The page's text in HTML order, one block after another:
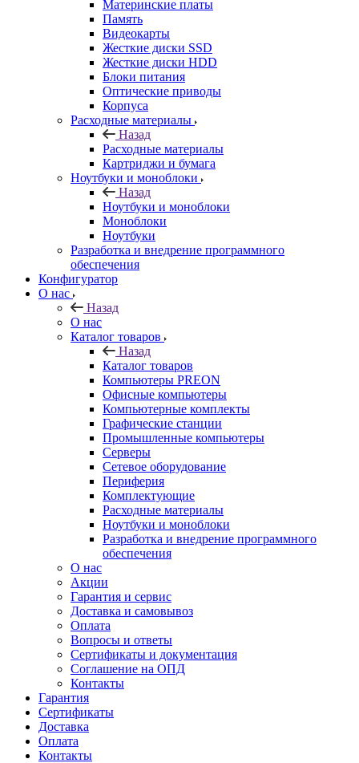
Материнские платы
Память
Видеокарты
Жесткие диски SSD
Жесткие диски HDD
Блоки питания
Оптические приводы
Корпуса
Расходные материалы
Назад
Расходные материалы
Картриджи и бумага
Ноутбуки и моноблоки
Назад
Ноутбуки и моноблоки
Моноблоки
Ноутбуки
Разработка и внедрение программного
обеспечения
Конфигуратор
О нас
Назад
О нас
Каталог товаров
Назад
Каталог товаров
Компьютеры PREON
Офисные компьютеры
Компьютерные комплекты
Графические станции
Промышленные компьютеры
Серверы
Сетевое оборудование
Периферия
Комплектующие
Расходные материалы
Ноутбуки и моноблоки
Разработка и внедрение программного
обеспечения
О нас
Акции
Гарантия и сервис
Доставка и самовывоз
Оплата
Вопросы и ответы
Сертификаты и документация
Соглашение на ОПД
Контакты
Гарантия
Сертификаты
Доставка
Оплата
Контакты